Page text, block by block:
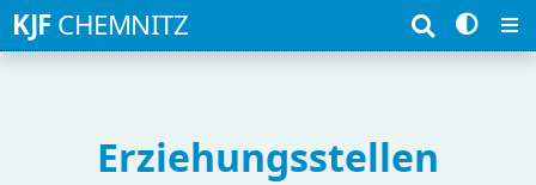
KJF CHEMNITZ Suchbegriffe
Erziehungsstellen